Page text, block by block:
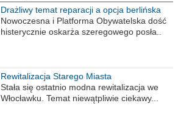
Drażliwy temat reparacji a opcja berlińska
Nowoczesna i Platforma Obywatelska dość
histerycznie oskarża szeregowego posła..
Rewitalizacja Starego Miasta
Stała się ostatnio modna rewitalizacja we
Włocławku. Temat niewątpliwie ciekawy...